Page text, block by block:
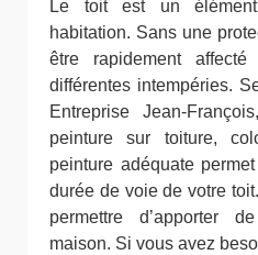
Le toit est un
habitation. Sans une
être rapidement
différentes intempéries.
Entreprise Jean-
peinture sur toiture,
peinture adéquate
durée de voie de votre
permettre d’apporter
maison. Si vous avez